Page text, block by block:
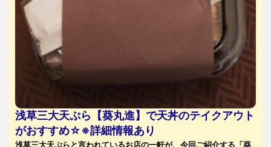
浅草三大天ぷら【葵丸進】で天丼のテイクアウト
がおすすめ☆※詳細情報あり
浅草三大天ぷらと言われているお店の一軒が、今回ご紹介する「葵